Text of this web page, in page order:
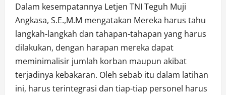
Dalam kesempatannya Letjen TNI Teguh Muji
Angkasa, S.E.,M.M mengatakan Mereka harus tahu
langkah-langkah dan tahapan-tahapan yang harus
dilakukan, dengan harapan mereka dapat
meminimalisir jumlah korban maupun akibat
terjadinya kebakaran. Oleh sebab itu dalam latihan
ini, harus terintegrasi dan tiap-tiap personel harus